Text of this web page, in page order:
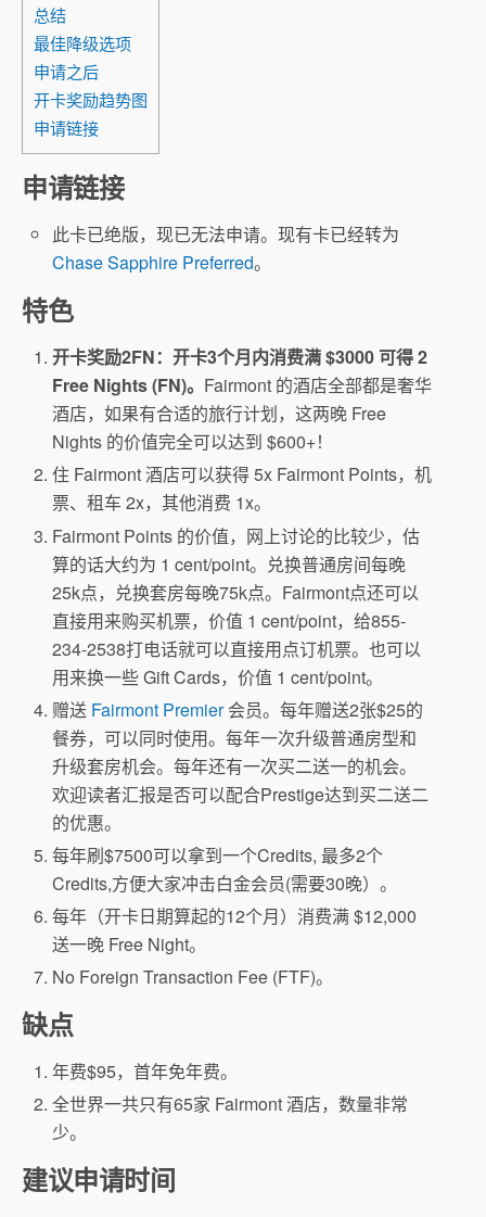
总结
最佳降级选项
申请之后
开卡奖励趋势图
申请链接
申请链接
此卡已绝版，现已无法申请。现有卡已经转为
Chase Sapphire Preferred。
特色
开卡奖励2FN：开卡3个月内消费满 $3000 可得 2
Free Nights (FN)。 Fairmont 的酒店全部都是奢华
酒店，如果有合适的旅行计划，这两晚 Free
Nights 的价值完全可以达到 $600+！
住 Fairmont 酒店可以获得 5x Fairmont Points，机
票、租车 2x，其他消费 1x。
Fairmont Points 的价值，网上讨论的比较少，估
算的话大约为 1 cent/point。兑换普通房间每晚
25k点，兑换套房每晚75k点。Fairmont点还可以
直接用来购买机票，价值 1 cent/point，给855-
234-2538打电话就可以直接用点订机票。也可以
用来换一些 Gift Cards，价值 1 cent/point。
赠送 Fairmont Premier会员。每年赠送2张$25的
餐券，可以同时使用。每年一次升级普通房型和
升级套房机会。每年还有一次买二送一的机会。
欢迎读者汇报是否可以配合Prestige达到买二送二
的优惠。
每年刷$7500可以拿到一个Credits, 最多2个
Credits,方便大家冲击白金会员(需要30晚）。
每年（开卡日期算起的12个月）消费满 $12,000
送一晚 Free Night。
No Foreign Transaction Fee (FTF)。
缺点
年费$95，首年免年费。
全世界一共只有65家 Fairmont 酒店，数量非常
少。
建议申请时间